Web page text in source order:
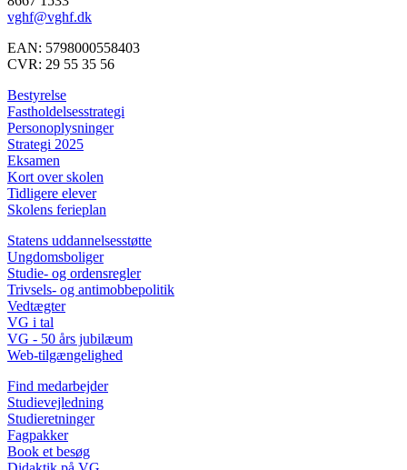
vghf@vghf.dk
EAN: 5798000558403
CVR: 29 55 35 56
Bestyrelse
Fastholdelsesstrategi
Personoplysninger
Strategi 2025
Eksamen
Kort over skolen
Tidligere elever
Skolens ferieplan
Statens uddannelsesstøtte
Ungdomsboliger
Studie- og ordensregler
Trivsels- og antimobbepolitik
Vedtægter
VG i tal
VG - 50 års jubilæum
Web-tilgængelighed
Find medarbejder
Studievejledning
Studieretninger
Fagpakker
Book et besøg